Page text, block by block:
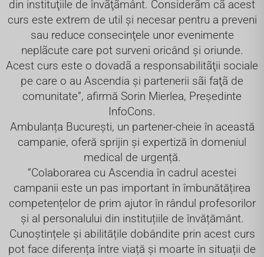
din instituţiile de învãţãmânt. Considerãm cã acest
curs este extrem de util şi necesar pentru a preveni
sau reduce consecinţele unor evenimente
neplãcute care pot surveni oricând şi oriunde.
Acest curs este o dovadã a responsabilitãţii sociale
pe care o au Ascendia şi partenerii sãi faţã de
comunitate”, afirmă Sorin Mierlea, Președinte
InfoCons.
Ambulanța București, un partener-cheie în această
campanie, oferă sprijin și expertiză în domeniul
medical de urgență.
“Colaborarea cu Ascendia în cadrul acestei
campanii este un pas important în îmbunătățirea
competențelor de prim ajutor în rândul profesorilor
și al personalului din instituțiile de învățământ.
Cunoștințele și abilitățile dobândite prin acest curs
pot face diferența între viață și moarte în situații de